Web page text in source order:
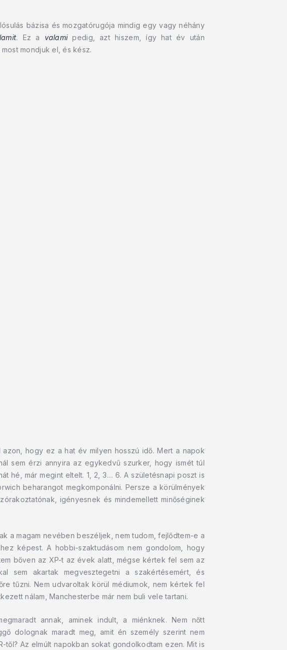
bázisa és mozgatórugója mindig egy vagy néhány
. Ez a valamipedig, azt hiszem, így hat év után
mondjuk el, és kész.
hogy ez a hat év milyen hosszú idő. Mert a napok
sem érzi annyira az egykedvű szurker, hogy ismét túl
hé, már megint eltelt. 1, 2, 3… 6. A születésnapi poszt is
beharangot megkomponálni. Persze a körülmények
igényesnek és mindemellett minőséginek
a magam nevében beszéljek, nem tudom, fejlődtem-e a
képest. A hobbi-szaktudásom nem gondolom, hogy
bőven az XP-t az évek alatt, mégse kértek fel sem az
sem akartak megvesztegetni a szakértésemért, és
tűzni. Nem udvaroltak körül médiumok, nem kértek fel
nálam, Manchesterbe már nem buli vele tartani.
annak, aminek indult, a miénknek. Nem nőtt
dolognak maradt meg, amit én személy szerint nem
Az elmúlt napokban sokat gondolkodtam ezen. Mit is